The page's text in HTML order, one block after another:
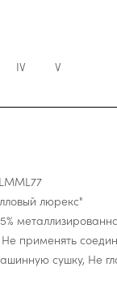
IV V
люрекс"
Не применять
сушку, Не